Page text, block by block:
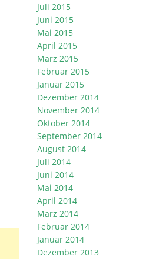
Juli 2015
Juni 2015
Mai 2015
April 2015
März 2015
Februar 2015
Januar 2015
Dezember 2014
November 2014
Oktober 2014
September 2014
August 2014
Juli 2014
Juni 2014
Mai 2014
April 2014
März 2014
Februar 2014
Januar 2014
Dezember 2013